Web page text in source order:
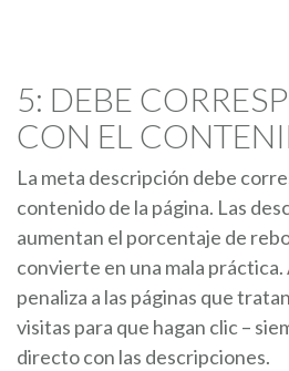
5: DEBE
CON EL
La meta descripción debe
contenido de la página. Las
aumentan el porcentaje de
convierte en una mala práctica.
penaliza a las páginas que
visitas para que hagan clic –
directo con las descripciones.